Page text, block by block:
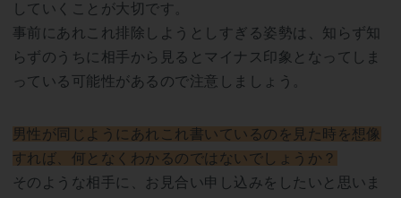
していくことが大切です。
事前にあれこれ排除しようとしすぎる姿勢は、知らず知
らずのうちに相手から見るとマイナス印象となってしま
っている可能性があるので注意しましょう。
男性が同じようにあれこれ書いているのを見た時を想像
すれば、何となくわかるのではないでしょうか？
そのような相手に、お見合い申し込みをしたいと思いま